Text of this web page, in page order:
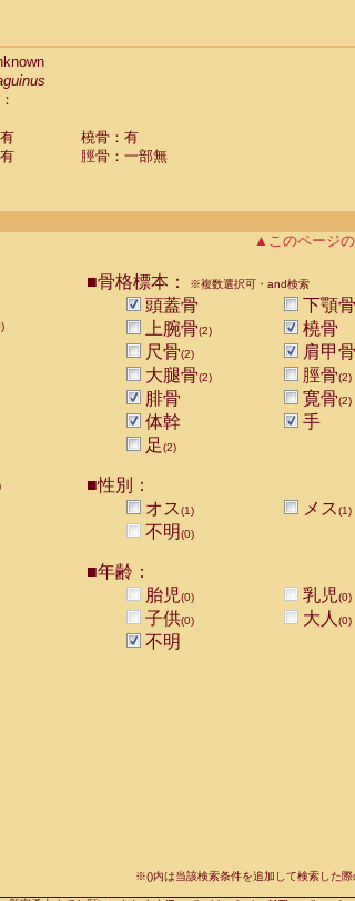
chrysogaster
atys
lunulatus
torquatus
橈骨：有
脛骨：一部無
▲このページ
■骨格標本： ※複数選択可・and検索
頭蓋骨 下顎骨
上腕骨(2)
橈骨
尺骨(2)
肩甲骨
大腿骨(2) 脛骨(2)
腓骨 寛骨(2)
体幹
手
足(2)
■性別：
オス(1) メス(1)
不明(0)
■年齢：
胎児(0) 乳児(0)
子供(0) 大人 (0)
不明
※()内は当該検索条件を追加して検索した際